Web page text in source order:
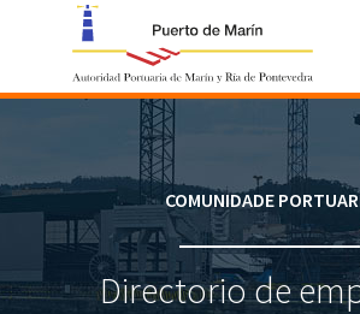
COMUNIDADE
Directorio de